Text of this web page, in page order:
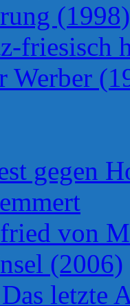
(1998)
friesisch
Werber
gegen
von
(2006)
letzte